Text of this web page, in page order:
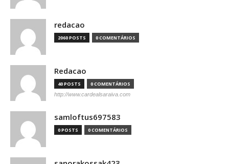
redacao
2060 POSTS 0 COMENTÁRIOS
Redacao
40 POSTS 0 COMENTÁRIOS
http://www.cardealsaraiva.com
samloftus697583
0 POSTS 0 COMENTÁRIOS